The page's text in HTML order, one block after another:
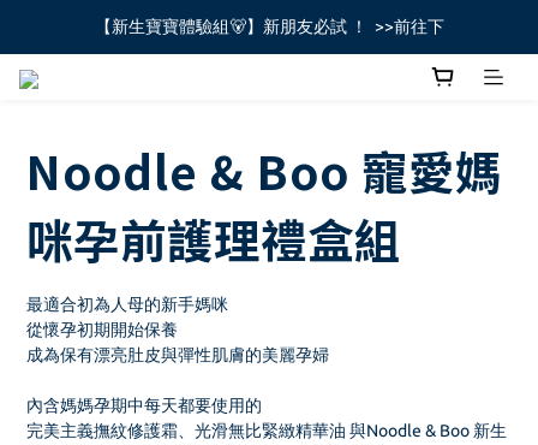
全館不限金額免運費🚚
【新生寶寶體驗組🐻】新朋友必試 ！  >>前往下
Noodle & Boo 寵愛媽
咪孕前護理禮盒組
最適合初為人母的新手媽咪
從懷孕初期開始保養
成為保有漂亮肚皮與彈性肌膚的美麗孕婦
內含媽媽孕期中每天都要使用的
完美主義撫紋修護霜、光滑無比緊緻精華油 與Noodle & Boo 新生